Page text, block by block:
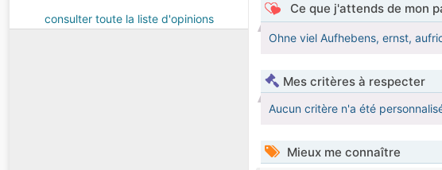
consulter toute la liste d'opinions
Ce que j'attends de mon
Ohne viel Aufhebens, ernst,
Mes critères à respecter
Aucun critère n'a été
Mieux me connaître